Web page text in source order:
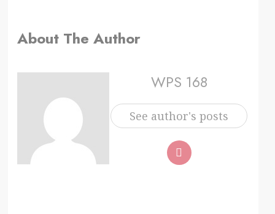
About The Author
WPS 168
See author's posts